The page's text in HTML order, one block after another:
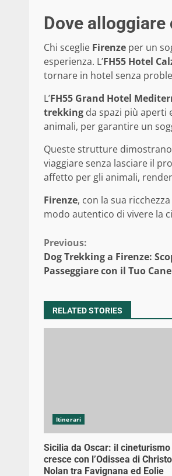
Dove
Chi sceglie Firenze per un
esperienza. L’FH55 Hotel
tornare in hotel senza
L’FH55 Grand Hotel
trekking da spazi più aperti
animali, per garantire un
Queste strutture
viaggiare senza lasciare il
affetto per gli animali,
Firenze, con la sua
modo autentico di vivere la
Continue
Reading
Previous:
Dog Trekking a Firenze:
Passeggiare con il Tuo
RELATED STORIES
Itinerari
Sicilia da Oscar: il cineturismo
cresce con l’Odissea di
Nolan tra Favignana ed Eolie